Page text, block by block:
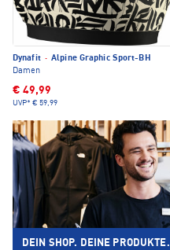
Dynafit · Alpine Graphic Sport-BH
Damen
€ 49,99
UVP* € 59,99
DEIN SHOP. DEINE PRODUKTE.